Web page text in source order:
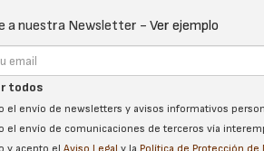
a nuestra Newsletter -Ver ejemplo
todos
el envío de newsletters y avisos informativos
el envío de comunicaciones de terceros vía